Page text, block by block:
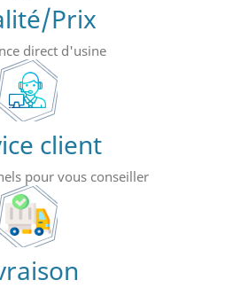
Prix
direct d'usine
client
pour vous conseiller